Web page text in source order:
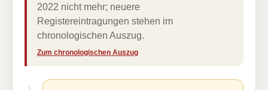
2022 nicht mehr; neuere
Registereintragungen stehen im
chronologischen Auszug.
Zum chronologischen Auszug